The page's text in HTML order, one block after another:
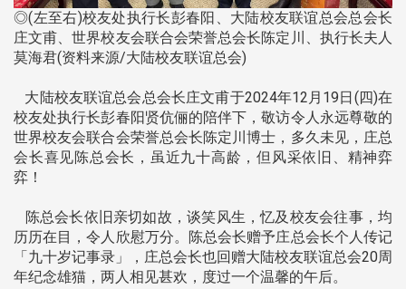
◎(左至右)校友处执行长彭春阳、大陆校友联谊总会总会长
庄文甫、世界校友会联合会荣誉总会长陈定川、执行长夫人
莫海君(资料来源/大陆校友联谊总会)
大陆校友联谊总会总会长庄文甫于2024年12月19日(四)在
校友处执行长彭春阳贤伉俪的陪伴下，敬访令人永远尊敬的
世界校友会联合会荣誉总会长陈定川博士，多久未见，庄总
会长喜见陈总会长，虽近九十高龄，但风采依旧、精神弈
弈！
陈总会长依旧亲切如故，谈笑风生，忆及校友会往事，均
历历在目，令人欣慰万分。陈总会长赠予庄总会长个人传记
「九十岁记事录」，庄总会长也回赠大陆校友联谊总会20周
年纪念雄猫，两人相见甚欢，度过一个温馨的午后。